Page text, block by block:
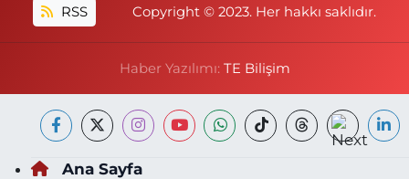
RSS Copyright © 2023. Her hakkı saklıdır.
Haber Yazılımı: TE Bilişim
Ana Sayfa